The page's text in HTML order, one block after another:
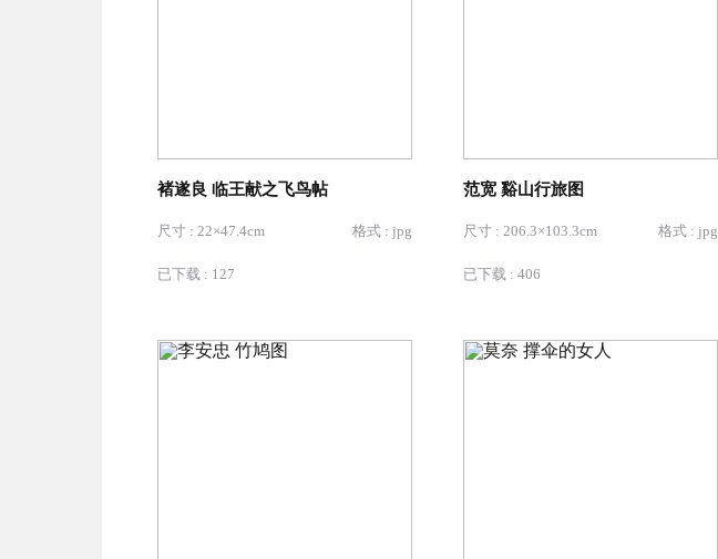
褚遂良 临王献之飞鸟帖
尺寸 : 22×47.4cm 格式 : jpg
已下载 : 127
范宽 谿山行旅图
尺寸 : 206.3×103.3cm 格式 : jpg
已下载 : 406